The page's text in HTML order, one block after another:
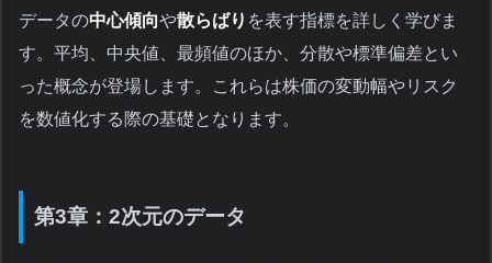
データの中心傾向や散らばり を表す指標を詳しく学びま
す。平均、中央値、最頻値のほか、分散や標準偏差とい
った概念が登場します。これらは株価の変動幅やリスク
を数値化する際の基礎となります。
第3章：2次元のデータ